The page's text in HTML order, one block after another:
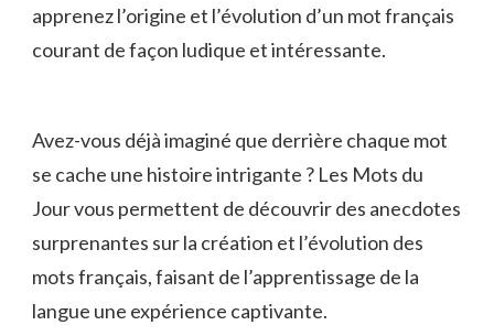
apprenez ‌l’origine et l’évolution d’un‌ mot ‍français
courant de façon ⁢ludique et ⁤intéressante.
Avez-vous déjà imaginé que derrière chaque mot
se‌ cache une‌ histoire intrigante ? Les​ Mots du
Jour vous permettent de ⁤découvrir⁤ des‌ anecdotes
surprenantes ‍sur la ⁤création ⁣et l’évolution ⁣des
mots français, faisant de l’apprentissage de la
langue une expérience​ captivante.